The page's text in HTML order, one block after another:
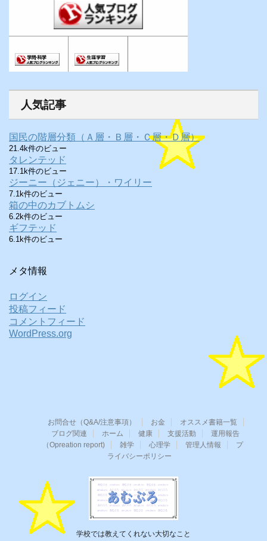
人気記事
国民の階層分類（Ａ層・Ｂ層・Ｃ層・Ｄ層）
21.4k件のビュー
タレンテッド
17.1k件のビュー
ジーニー（ジェニー）・ワイリー
7.1k件のビュー
箱の中のカブトムシ
6.2k件のビュー
ギフテッド
6.1k件のビュー
メタ情報
ログイン
投稿フィード
コメントフィード
WordPress.org
お問合せ（Q&A/注意事項） お金
オススメ書籍一覧
ブログ関連
ホーム 健康 支援活動
運用報告
（Opreation report)
雑学 心理学 管理人情報
プ
ライバシーポリシー
学校では教えてくれない大切なこと